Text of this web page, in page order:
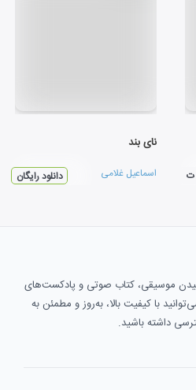
نای بند
اسماعیل غلامی دانلود رایگان
موسیقی، کتاب صوتی و پادکست‌های
با کیفیت بالا، به‌روز و مطمئن به
داشته باشید.